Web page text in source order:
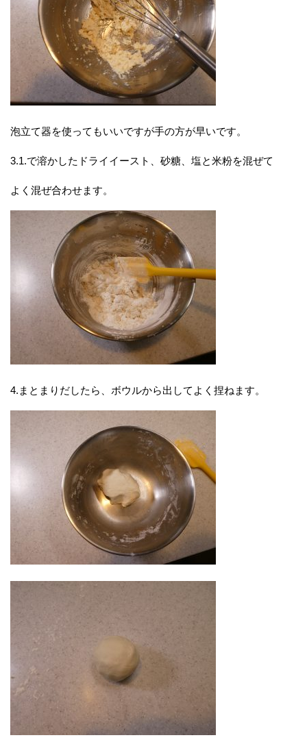
泡立て器を使ってもいいですが手の方が早いです。
3.1.で溶かしたドライイースト、砂糖、塩と米粉を混ぜて
よく混ぜ合わせます。
4.まとまりだしたら、ボウルから出してよく捏ねます。